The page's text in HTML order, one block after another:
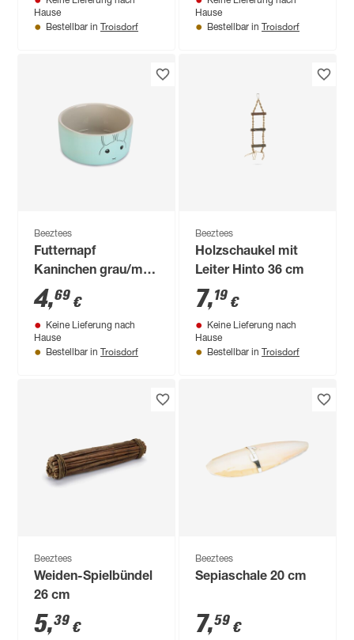
Hause
Bestellbar in Troisdorf
Hause
Bestellbar in Troisdorf
Beeztees
Futternapf
Kaninchen grau/mint
12 x 5,5 cm
4,69 €
Keine Lieferung nach
Hause
Bestellbar in Troisdorf
Beeztees
Holzschaukel mit
Leiter Hinto 36 cm
7,19 €
Keine Lieferung nach
Hause
Bestellbar in Troisdorf
Beeztees
Weiden-Spielbündel
26 cm
5,39 €
Beeztees
Sepiaschale 20 cm
7,59 €